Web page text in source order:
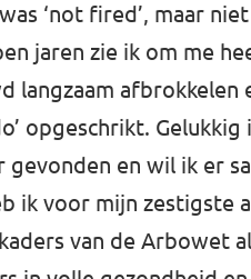
‘not fired’, maar
jaren zie ik om me
langzaam
opgeschrikt.
gevonden en wil ik er
ik voor mijn zestigste
van de Arbowet